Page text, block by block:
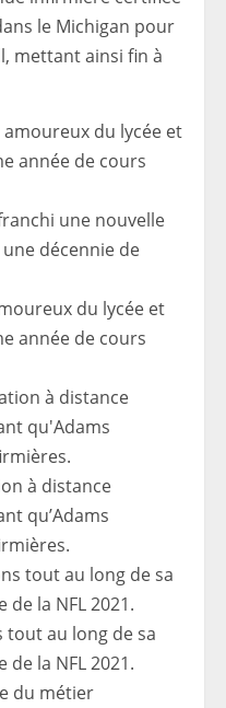
le Michigan pour
mettant ainsi fin à
du lycée et
année de cours
à distance
qu’Adams
tout au long de sa
la NFL 2021.
du métier